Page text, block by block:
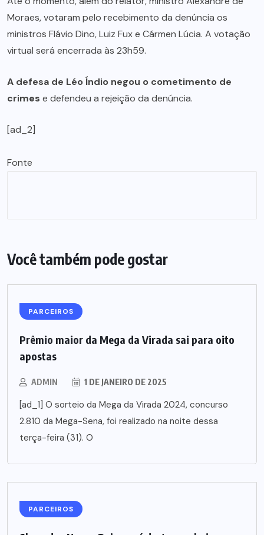
Moraes, votaram pelo recebimento da denúncia os
ministros Flávio Dino, Luiz Fux e Cármen Lúcia. A votação
virtual será encerrada às 23h59.
A defesa de Léo Índio negou o cometimento de
crimes e defendeu a rejeição da denúncia.
[ad_2]
Fonte
Você também pode gostar
PARCEIROS
Prêmio maior da Mega da Virada sai para oito
apostas
ADMIN 1 DE JANEIRO DE 2025
[ad_1] O sorteio da Mega da Virada 2024, concurso
2.810 da Mega-Sena, foi realizado na noite dessa
terça-feira (31). O
PARCEIROS